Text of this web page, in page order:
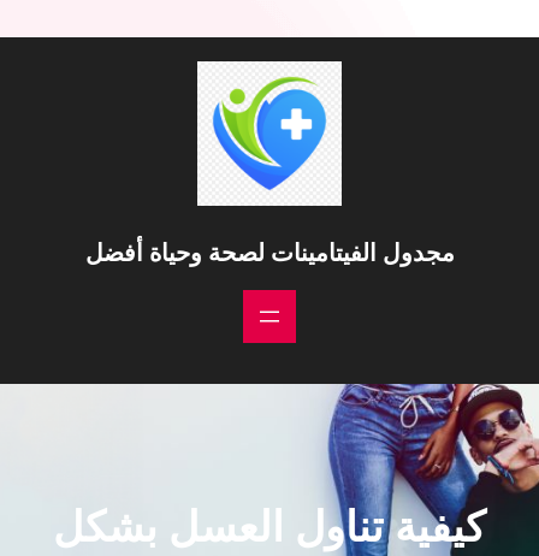
مجدول الفيتامينات لصحة وحياة أفضل
كيفية تناول العسل بشكل